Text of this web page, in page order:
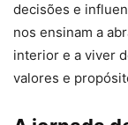
decisões e
nos ensinam a
interior e a viver
valores e